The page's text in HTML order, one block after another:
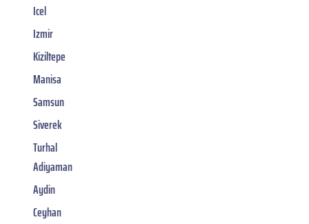
Icel
Izmir
Kiziltepe
Manisa
Samsun
Siverek
Turhal
Adiyaman
Aydin
Ceyhan